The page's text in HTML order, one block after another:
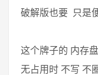
破解版也要 只是
这个牌子的 内存
无占用时 不写 不